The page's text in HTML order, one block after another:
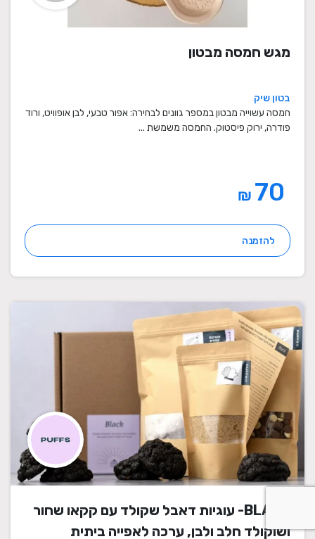
מגש חמסה מבטון
בטון שיק
חמסה עשוייה מבטון במספר גוונים לבחירה: אפור טבעי, לבן אופוויט, ורוד
פודרה, ירוק פיסטוק. החמסה משמשת ...
₪
להזמנה
BLACK- עוגיות דאבל שקולד עם קקאו שחור
ושוקולד חלב ולבן, ערכה לאפייה ביתית